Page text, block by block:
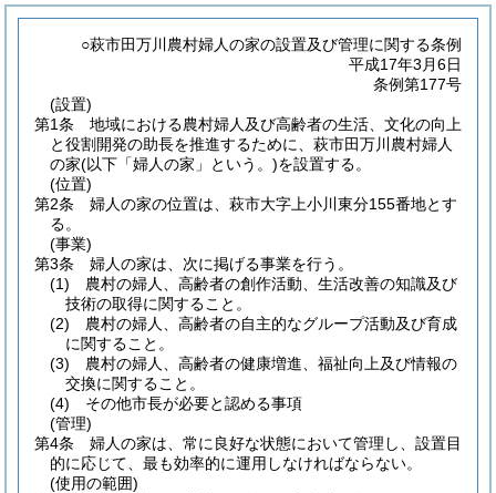
○萩市田万川農村婦人の家の設置及び管理に関する条例
平成17年3月6日
条例第177号
(設置)
第1条
地域における農村婦人及び高齢者の生活、文化の向上
と役割開発の助長を推進するために、萩市田万川農村婦人
の家(以下「婦人の家」という。)を設置する。
(位置)
第2条
婦人の家の位置は、萩市大字上小川東分155番地とす
る。
(事業)
第3条
婦人の家は、次に掲げる事業を行う。
(1)
農村の婦人、高齢者の創作活動、生活改善の知識及び
技術の取得に関すること。
(2)
農村の婦人、高齢者の自主的なグループ活動及び育成
に関すること。
(3)
農村の婦人、高齢者の健康増進、福祉向上及び情報の
交換に関すること。
(4)
その他市長が必要と認める事項
(管理)
第4条
婦人の家は、常に良好な状態において管理し、設置目
的に応じて、最も効率的に運用しなければならない。
(使用の範囲)